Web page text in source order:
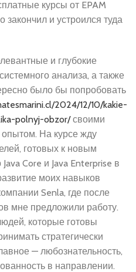
курсы от EPAM
закончил и устроился туда
и глубокие
анализа, а также
было бы попробовать
2024/12/10/kakie-
polnyj-obzor/своими
На курсе жду
готовых к новым
Core и Java Enterprise в
моих навыков
Senla, где после
мне предложили работу.
которые готовы
стратегически
— любознательность,
в направлении.